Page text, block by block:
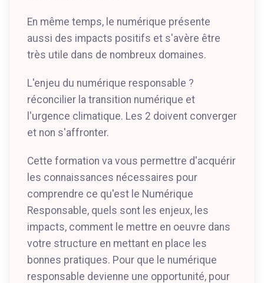
En même temps, le numérique présente
aussi des impacts positifs et s'avère être
très utile dans de nombreux domaines.
L'enjeu du numérique responsable ?
réconcilier la transition numérique et
l'urgence climatique. Les 2 doivent converger
et non s'affronter.
Cette formation va vous permettre d'acquérir
les connaissances nécessaires pour
comprendre ce qu'est le Numérique
Responsable, quels sont les enjeux, les
impacts, comment le mettre en oeuvre dans
votre structure en mettant en place les
bonnes pratiques. Pour que le numérique
responsable devienne une opportunité, pour